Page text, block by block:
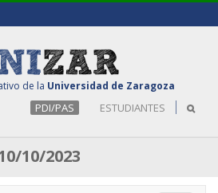
de la Universidad de Zaragoza
PDI/PAS ESTUDIANTES
10/2023